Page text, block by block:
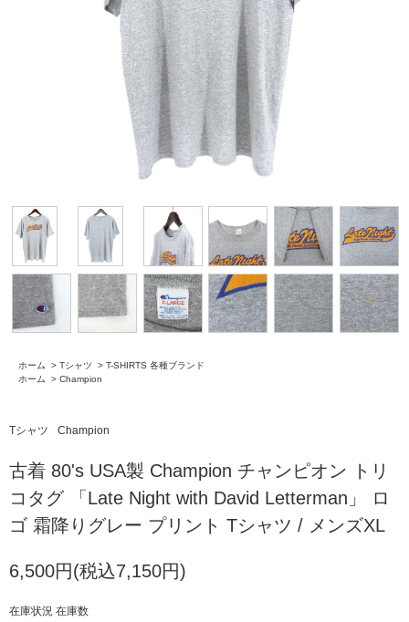
ホーム > Tシャツ > T-SHIRTS 各種ブランド
ホーム
> Champion
Tシャツ Champion
古着 80's USA製 Champion チャンピオン トリ
コタグ 「Late Night with David Letterman」 ロ
ゴ 霜降りグレー プリント Tシャツ / メンズXL
6,500円(税込7,150円)
在庫状況 在庫数